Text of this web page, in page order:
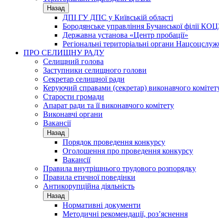
Назад
ДПІ ГУ ДПС у Київській області
Бородянське управління Бучанської філії
Державна установа «Центр пробації»
Регіональні територіальні органи
ПРО СЕЛИЩНУ РАДУ
Селищний голова
Заступники селищного голови
Секретар селищної ради
Керуючий справами (секретар) виконавчого
Старости громади
Апарат ради та її виконавчого комітету
Виконавчі органи
Вакансії
Назад
Порядок проведення конкурсу
Оголошення про проведення конкурсу
Вакансії
Правила внутрішнього трудового розпорядку
Правила етичної поведінки
Антикорупційна діяльність
Назад
Нормативні документи
Методичні рекомендації, роз’яснення